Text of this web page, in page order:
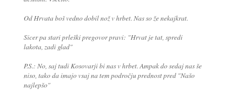
Od Hrvata boš vedno dobil nož v hrbet. Nas so že nekajkrat.
Sicer pa stari prleški pregovor pravi: "Hrvat je tat, spredi
lakota, zadi glad"
P.S.: No, saj tudi Kosovarji bi nas v hrbet. Ampak do sedaj nas še
niso, tako da imajo vsaj na tem področju prednost pred "Našo
najlepšo"